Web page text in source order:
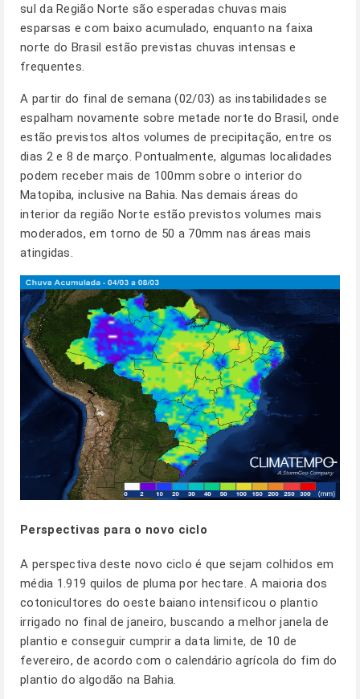
sul da Região Norte são esperadas chuvas mais
esparsas e com baixo acumulado, enquanto na faixa
norte do Brasil estão previstas chuvas intensas e
frequentes.
A partir do final de semana (02/03) as instabilidades se
espalham novamente sobre metade norte do Brasil, onde
estão previstos altos volumes de precipitação, entre os
dias 2 e 8 de março. Pontualmente, algumas localidades
podem receber mais de 100mm sobre o interior do
Matopiba, inclusive na Bahia. Nas demais áreas do
interior da região Norte estão previstos volumes mais
moderados, em torno de 50 a 70mm nas áreas mais
atingidas.
Perspectivas para o novo ciclo
A perspectiva deste novo ciclo é que sejam colhidos em
média 1.919 quilos de pluma por hectare. A maioria dos
cotonicultores do oeste baiano intensificou o plantio
irrigado no final de janeiro, buscando a melhor janela de
plantio e conseguir cumprir a data limite, de 10 de
fevereiro, de acordo com o calendário agrícola do fim do
plantio do algodão na Bahia.